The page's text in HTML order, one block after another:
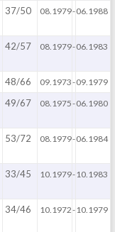
37/50 08.1979-06.1988
42/57 08.1979-06.1983
48/66 09.1973-09.1979
49/67 08.1975-06.1980
53/72 08.1979-06.1984
33/45 10.1979-10.1983
34/46 10.1972-10.1979